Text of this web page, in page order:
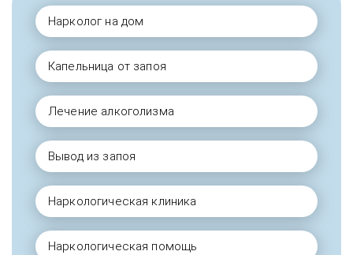
Нарколог на дом
Капельница от запоя
Лечение алкоголизма
Вывод из запоя
Наркологическая клиника
Наркологическая помощь